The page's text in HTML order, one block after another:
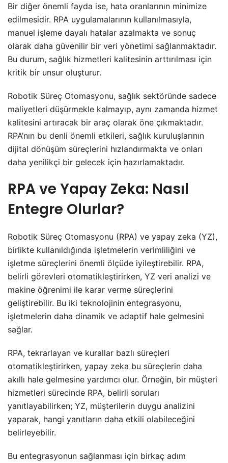
Bir diğer önemli fayda ise, hata oranlarının minimize
edilmesidir. RPA uygulamalarının kullanılmasıyla,
manuel işleme dayalı hatalar azalmakta ve sonuç
olarak daha güvenilir bir veri yönetimi sağlanmaktadır.
Bu durum, sağlık hizmetleri kalitesinin arttırılması için
kritik bir unsur oluşturur.
Robotik Süreç Otomasyonu, sağlık sektöründe sadece
maliyetleri düşürmekle kalmayıp, aynı zamanda hizmet
kalitesini artıracak bir araç olarak öne çıkmaktadır.
RPA’nın bu denli önemli etkileri, sağlık kuruluşlarının
dijital dönüşüm süreçlerini hızlandırmakta ve onları
daha yenilikçi bir gelecek için hazırlamaktadır.
RPA ve Yapay Zeka: Nasıl
Entegre Olurlar?
Robotik Süreç Otomasyonu (RPA) ve yapay zeka (YZ),
birlikte kullanıldığında işletmelerin verimliliğini ve
işletme süreçlerini önemli ölçüde iyileştirebilir. RPA,
belirli görevleri otomatikleştirirken, YZ veri analizi ve
makine öğrenimi ile karar verme süreçlerini
geliştirebilir. Bu iki teknolojinin entegrasyonu,
işletmelerin daha dinamik ve adaptif hale gelmesini
sağlar.
RPA, tekrarlayan ve kurallar bazlı süreçleri
otomatikleştirirken, yapay zeka bu süreçlerin daha
akıllı hale gelmesine yardımcı olur. Örneğin, bir müşteri
hizmetleri sürecinde RPA, belirli soruları
yanıtlayabilirken; YZ, müşterilerin duygu analizini
yaparak, hangi yanıtların daha etkili olabileceğini
belirleyebilir.
Bu entegrasyonun sağlanması için birkaç adım